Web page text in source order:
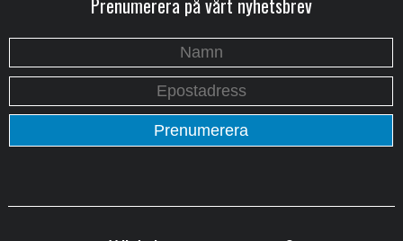
Prenumerera på vårt nyhetsbrev